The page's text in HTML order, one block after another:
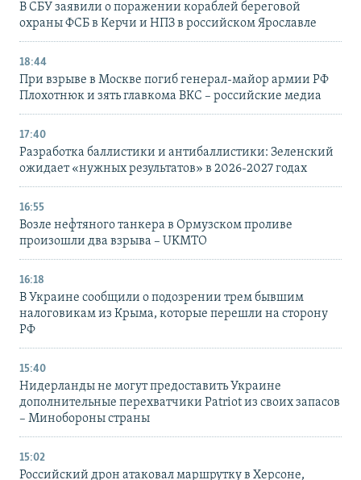
В СБУ заявили о поражении кораблей береговой
охраны ФСБ в Керчи и НПЗ в российском Ярославле
18:44
При взрыве в Москве погиб генерал-майор армии РФ
Плохотнюк и зять главкома ВКС – российские медиа
17:40
Разработка баллистики и антибаллистики: Зеленский
ожидает «нужных результатов» в 2026-2027 годах
16:55
Возле нефтяного танкера в Ормузском проливе
произошли два взрыва – UKMTO
16:18
В Украине сообщили о подозрении трем бывшим
налоговикам из Крыма, которые перешли на сторону
РФ
15:40
Нидерланды не могут предоставить Украине
дополнительные перехватчики Patriot из своих запасов
– Минобороны страны
15:02
Российский дрон атаковал маршрутку в Херсоне,